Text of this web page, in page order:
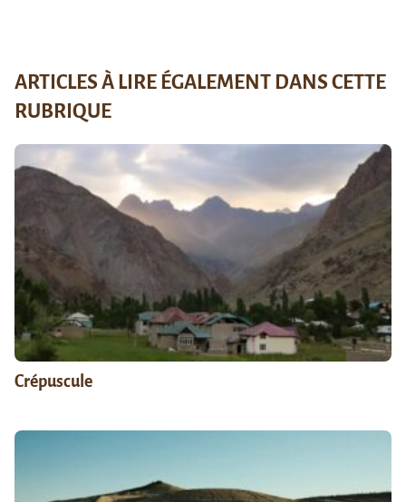
ARTICLES À LIRE ÉGALEMENT DANS CETTE
RUBRIQUE
Crépuscule